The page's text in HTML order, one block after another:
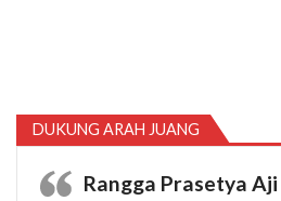
DUKUNG ARAH JUANG
Rangga Prasetya